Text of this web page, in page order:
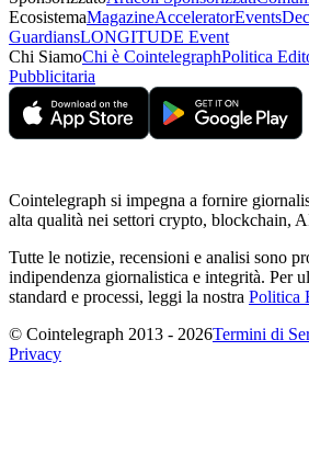
EcosistemaMagazineAcceleratorEvents
GuardiansLONGITUDE Event
Chi SiamoChi è CointelegraphPolitica
Pubblicitaria
Cointelegraph si impegna a fornire
alta qualità nei settori crypto, blockchain,
Tutte le notizie, recensioni e analisi sono
indipendenza giornalistica e integrità. Per
standard e processi, leggi la nostra Politica
© Cointelegraph 2013 - 2026Termini di
Privacy